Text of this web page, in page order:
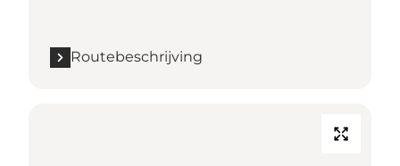
Routebeschrijving